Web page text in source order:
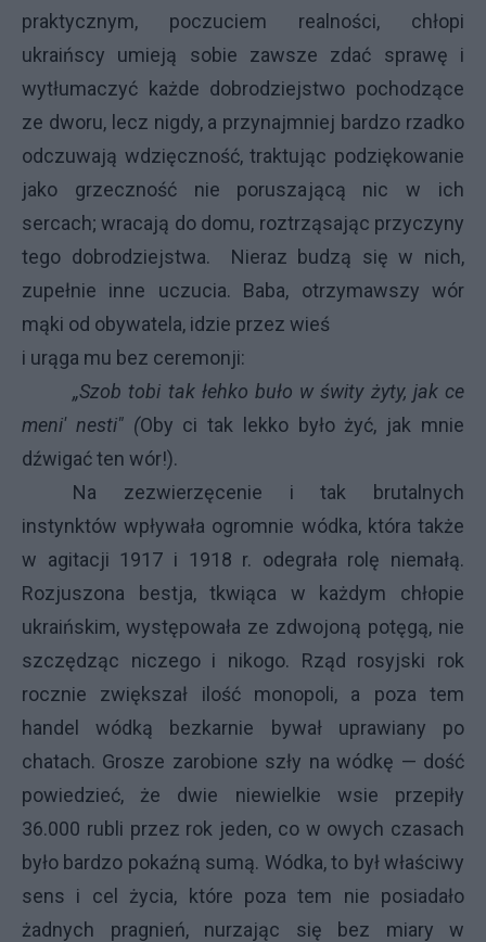
praktycznym, poczuciem realności, chłopi
ukraińscy umieją sobie zawsze zdać sprawę i
wytłumaczyć każde dobrodziejstwo pochodzące
ze dworu, lecz nigdy, a przynajmniej bardzo rzadko
odczuwają wdzięczność, traktując podziękowanie
jako grzeczność nie poruszającą nic w ich
sercach; wracają do domu, roztrząsając przyczyny
tego dobrodziejstwa. Nieraz budzą się w nich,
zupełnie inne uczucia. Baba, otrzymawszy wór
mąki od obywatela, idzie przez wieś
i urąga mu bez ceremonji:
„Szob tobi tak łehko buło w świty żyty, jak ce
meni' nesti" (Oby ci tak lekko było żyć, jak mnie
dźwigać ten wór!).
Na zezwierzęcenie i tak brutalnych
instynktów wpływała ogromnie wódka, która także
w agitacji 1917 i 1918 r. odegrała rolę niemałą.
Rozjuszona bestja, tkwiąca w każdym chłopie
ukraińskim, występowała ze zdwojoną potęgą, nie
szczędząc niczego i nikogo. Rząd rosyjski rok
rocznie zwiększał ilość monopoli, a poza tem
handel wódką bezkarnie bywał uprawiany po
chatach. Grosze zarobione szły na wódkę — dość
powiedzieć, że dwie niewielkie wsie przepiły
36.000 rubli przez rok jeden, co w owych czasach
było bardzo pokaźną sumą. Wódka, to był właściwy
sens i cel życia, które poza tem nie posiadało
żadnych pragnień, nurzając się bez miary w